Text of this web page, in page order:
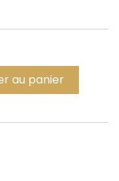
au panier